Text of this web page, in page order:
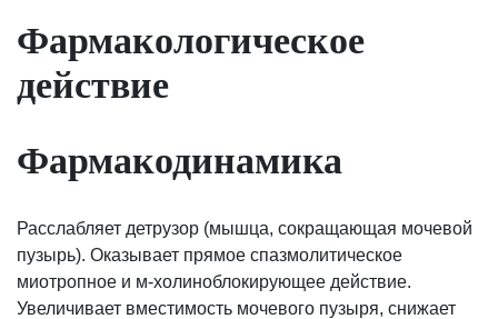
Фармакологическое
действие
Фармакодинамика
Расслабляет детрузор (мышца, сокращающая мочевой
пузырь). Оказывает прямое спазмолитическое
миотропное и м-холиноблокирующее действие.
Увеличивает вместимость мочевого пузыря, снижает